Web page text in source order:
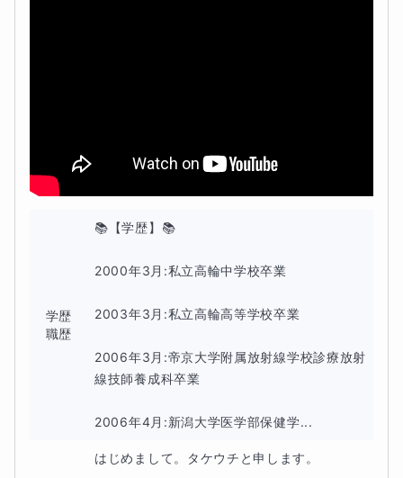
そんな生徒さん向けに開講します。
学校の授業を聞いていてノートもしっかりとっている。
ますよね。
ピラミッドのように基礎から応用へとつながってい
途中でわからない部分が出てくると先に進んでもチンプン
カンプンになってしまいます。
学歴
職歴
📚【学歴】📚
2000年3月:私立高輪中学校卒業
2003年3月:私立高輪高等学校卒業
2006年3月:帝京大学附属放射線学校診療放射
線技師養成科卒業
2006年4月:新潟大学医学部保健学...
はじめまして。タケウチと申します。